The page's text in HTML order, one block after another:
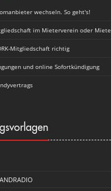
wechseln. So geht's!
im Mieterverein oder
Mitgliedschaft richtig
und online Sofortkündigung